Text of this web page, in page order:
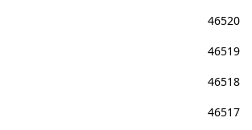
46520
46519
46518
46517